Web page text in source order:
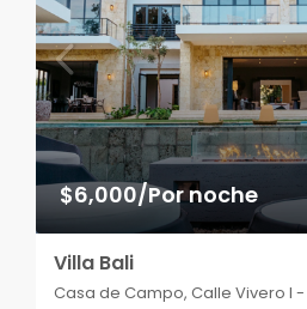
$6,000/Por noche
Villa Bali